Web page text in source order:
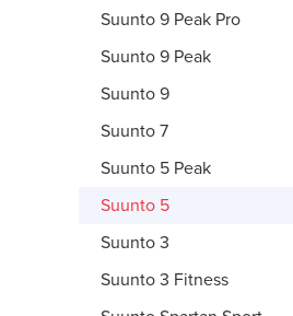
Suunto 9 Peak Pro
Suunto 9 Peak
Suunto 9
Suunto 7
Suunto 5 Peak
Suunto 5
Suunto 3
Suunto 3 Fitness